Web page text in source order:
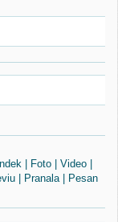
Foto Video
Pranala|
Pesan